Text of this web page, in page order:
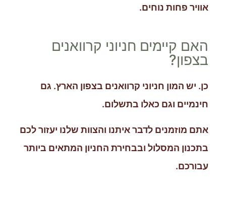
אוויר פחות נוחים.
האם קיימים חניוני קרוואנים
בצפון?
כן. יש המון חניוני קרוואנים בצפון הארץ. גם
חינמיים וגם כאלו בתשלום.
אתם מוזמנים לדבר איתנו והצוות שלנו יעזור לכם
בתכנון המסלול ובבחירת החניון המתאים ביותר
עבורכם.